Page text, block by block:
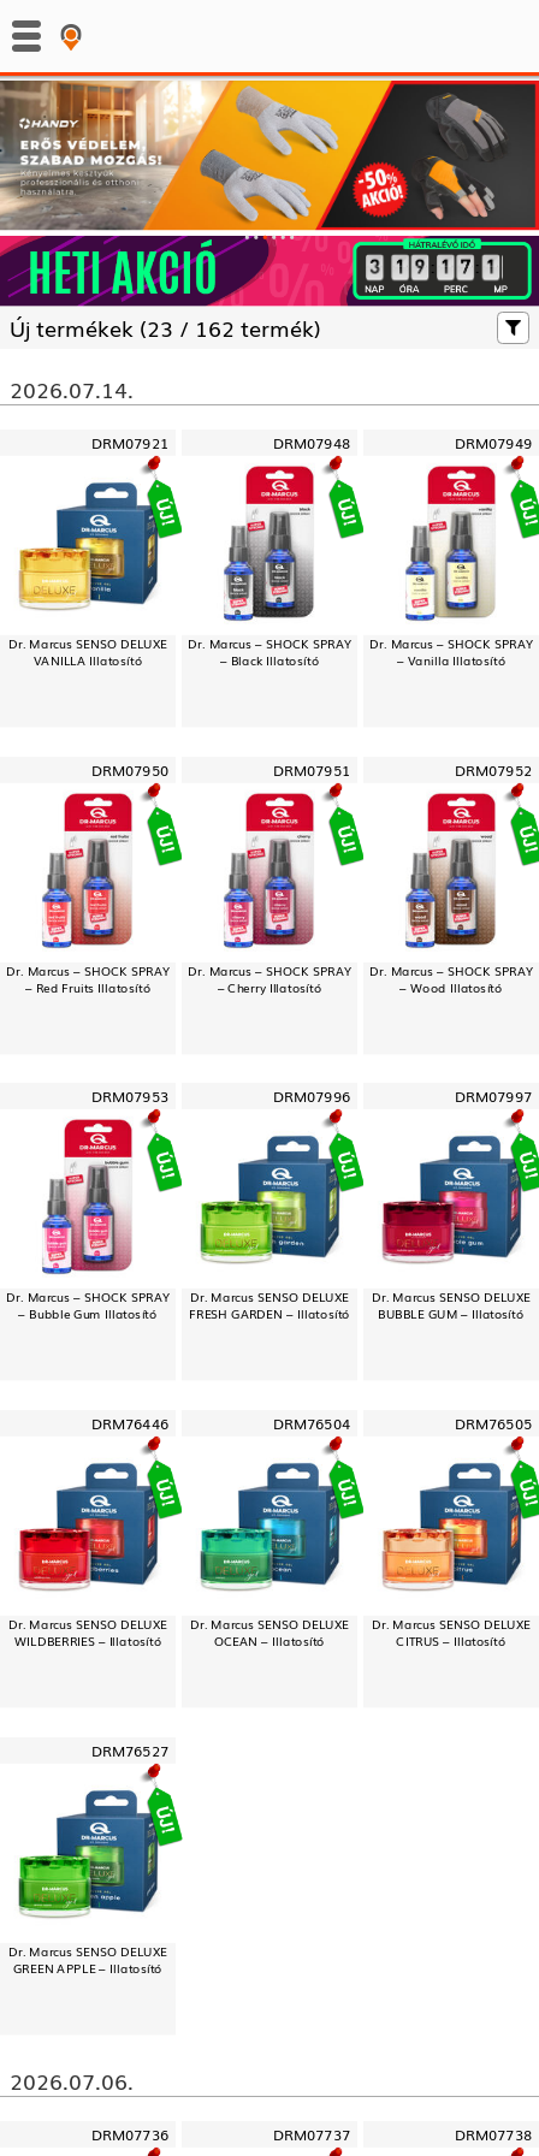
: :
Új termékek (23 / 162 termék)
2026.07.14.
DRM07921
Dr. Marcus SENSO DELUXE
VANILLA Illatosító
DRM07948
Dr. Marcus – SHOCK SPRAY
– Black Illatosító
DRM07949
Dr. Marcus – SHOCK SPRAY
– Vanilla Illatosító
DRM07950
Dr. Marcus – SHOCK SPRAY
– Red Fruits Illatosító
DRM07951
Dr. Marcus – SHOCK SPRAY
– Cherry Illatosító
DRM07952
Dr. Marcus – SHOCK SPRAY
– Wood Illatosító
DRM07953
Dr. Marcus – SHOCK SPRAY
– Bubble Gum Illatosító
DRM07996
Dr. Marcus SENSO DELUXE
FRESH GARDEN – Illatosító
DRM07997
Dr. Marcus SENSO DELUXE
BUBBLE GUM – Illatosító
DRM76446
Dr. Marcus SENSO DELUXE
WILDBERRIES – Illatosító
DRM76504
Dr. Marcus SENSO DELUXE
OCEAN – Illatosító
DRM76505
Dr. Marcus SENSO DELUXE
CITRUS – Illatosító
DRM76527
Dr. Marcus SENSO DELUXE
GREEN APPLE – Illatosító
2026.07.06.
DRM07736 DRM07737 DRM07738